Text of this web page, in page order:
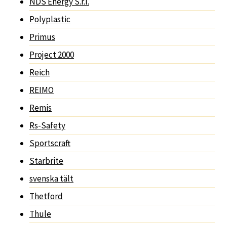
Polyplastic
Primus
Project 2000
Reich
REIMO
Remis
Rs-Safety
Sportscraft
Starbrite
svenska tält
Thetford
Thule